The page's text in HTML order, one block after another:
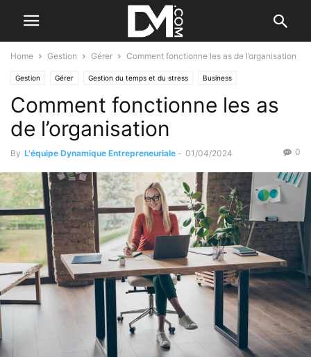
Home Gestion Gérer Comment fonctionne les as de l’organisation
Gestion Gérer Gestion du temps et du stress Business
Les organismes professionnels Management Les qualités de l'entrepreneur
Comment fonctionne les as
de l’organisation
By L'équipe Dynamique Entrepreneuriale - 01/04/2024 0